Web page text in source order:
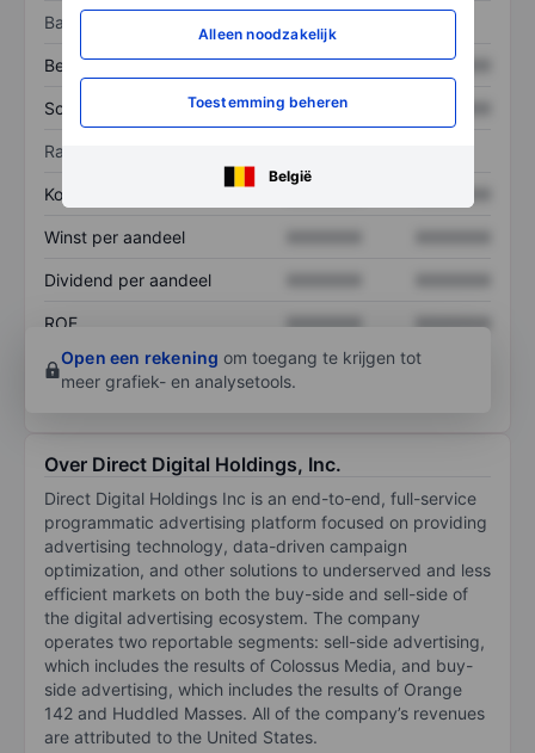
Alleen noodzakelijk
Toestemming beheren
België
Balans
Bezittingen XXXXXXX XXXXXXX
Schulden XXXXXXX
Ratio's
Koers/omzetratio
Winst per aandeel
Dividend per aandeel
ROE XXXXXXX
XXXXXXX
Open een rekening om toegang te krijgen tot
meer grafiek- en analysetools.
Over Direct Digital Holdings, Inc.
Direct Digital Holdings Inc is an end-to-end, full-service
programmatic advertising platform focused on providing
advertising technology, data-driven campaign
optimization, and other solutions to underserved and less
efficient markets on both the buy-side and sell-side of
the digital advertising ecosystem. The company
operates two reportable segments: sell-side advertising,
which includes the results of Colossus Media, and buy-
side advertising, which includes the results of Orange
142 and Huddled Masses. All of the company’s revenues
are attributed to the United States.